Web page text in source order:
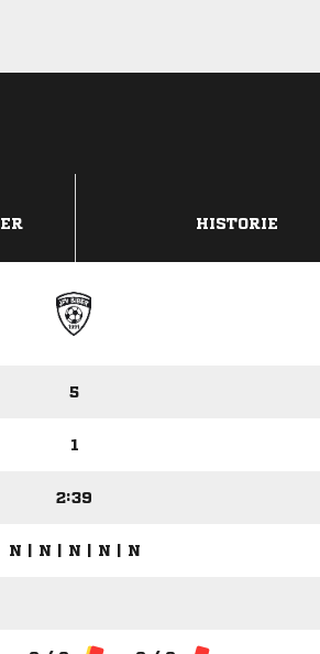
HISTORIE
5
1
2:39
N | N | N | N | N